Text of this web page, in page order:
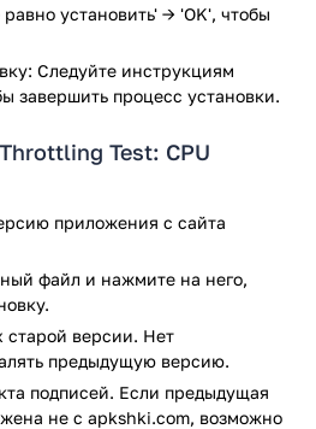
установить' → 'OK', чтобы
Следуйте инструкциям
завершить процесс установки.
Test: CPU
приложения с сайта
файл и нажмите на него,
старой версии. Нет
предыдущую версию.
подписей. Если предыдущая
не с apkshki.com, возможно